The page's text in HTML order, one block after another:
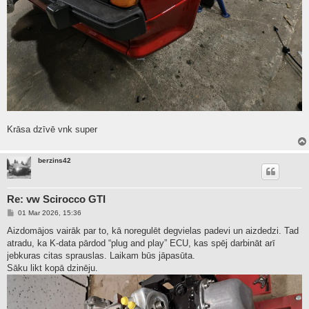
Krāsa dzīvē vnk super
berzins42
Re: vw Scirocco GTI
P
s
01 Mar 2026, 15:36
Aizdomājos vairāk par to, kā noregulēt degvielas padevi un aizdedzi. Tad
atradu, ka K-data pārdod “plug and play” ECU, kas spēj darbināt arī
jebkuras citas sprauslas. Laikam būs jāpasūta.
Sāku likt kopā dzinēju.